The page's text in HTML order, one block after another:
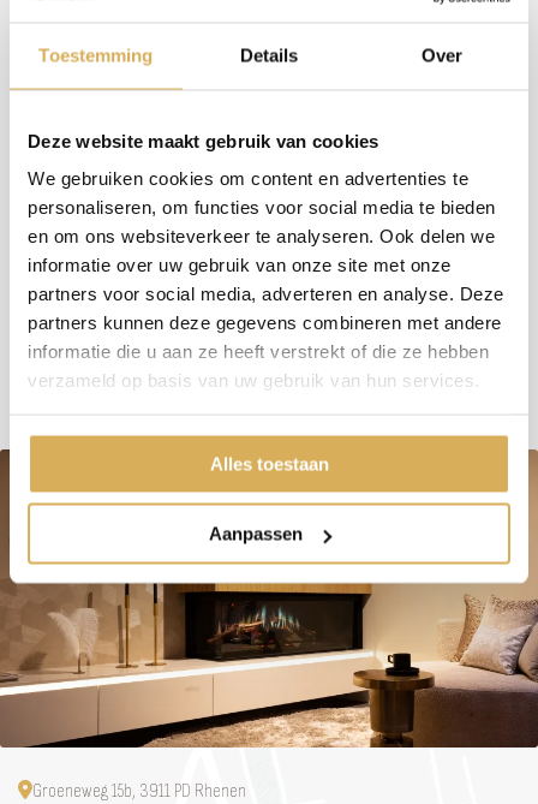
Toestemming Details Over
Deze website maakt gebruik van cookies
We gebruiken cookies om content en advertenties te
personaliseren, om functies voor social media te bieden
en om ons websiteverkeer te analyseren. Ook delen we
informatie over uw gebruik van onze site met onze
partners voor social media, adverteren en analyse. Deze
partners kunnen deze gegevens combineren met andere
informatie die u aan ze heeft verstrekt of die ze hebben
verzameld op basis van uw gebruik van hun services.
Alles toestaan
Aanpassen
persoonlijk contact en advies. We nemen de tijd om samen met jou de perfecte haard
te vinden. Wil je meer weten over dit product of welke haard het beste in jouw situatie
past? Bel, mail of maak een afspraak om bij ons langs te komen - we staan klaar met een
Meer weten over onze haarden?
Neem contact op
Specificaties:
Groeneweg 15b, 3911 PD Rhenen